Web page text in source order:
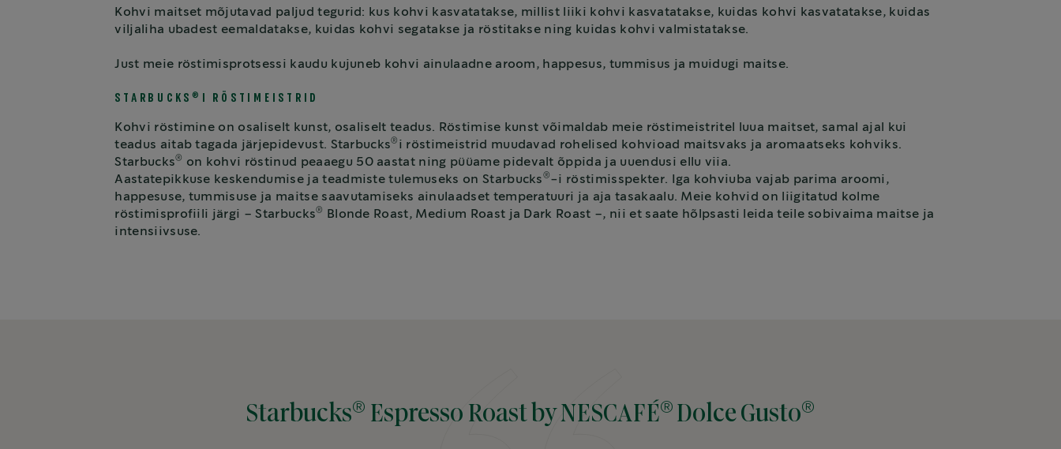
Kohvi maitset mõjutavad paljud tegurid: kus kohvi kasvatatakse, millist liiki kohvi kasvatatakse, kuidas kohvi kasvatatakse, kuidas
viljaliha ubadest eemaldatakse, kuidas kohvi segatakse ja röstitakse ning kuidas kohvi valmistatakse.
Just meie röstimisprotsessi kaudu kujuneb kohvi ainulaadne aroom, happesus, tummisus ja muidugi maitse.
STARBUCKS ® I RÖSTIMEISTRID
Kohvi röstimine on osaliselt kunst, osaliselt teadus. Röstimise kunst võimaldab meie röstimeistritel luua maitset, samal ajal kui
teadus aitab tagada järjepidevust. Starbucks® i röstimeistrid muudavad rohelised kohvioad maitsvaks ja aromaatseks kohviks.
Starbucks®
on kohvi röstinud peaaegu 50 aastat ning püüame pidevalt õppida ja uuendusi ellu viia.
Aastatepikkuse keskendumise ja teadmiste tulemuseks on Starbucks ® -i röstimisspekter. Iga kohviuba vajab parima aroomi,
happesuse, tummisuse ja maitse saavutamiseks ainulaadset temperatuuri ja aja tasakaalu. Meie kohvid on liigitatud kolme
röstimisprofiili järgi – Starbucks®
Blonde Roast, Medium Roast ja Dark Roast –, nii et saate hõlpsasti leida teile sobivaima maitse ja
intensiivsuse.
Starbucks® Espresso Roast by NESCAFÉ® Dolce Gusto®